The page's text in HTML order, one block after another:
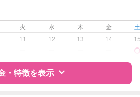
小学生
中学生
英会話
火 水 木 金
11 12 13 14
・特徴を表示